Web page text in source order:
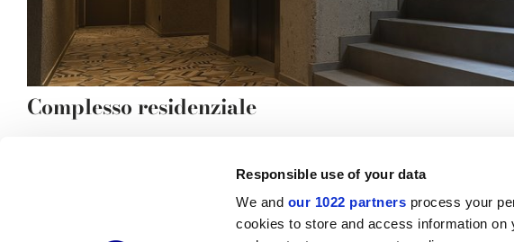
Responsible use of your data
We and our 1022 partners process your
cookies to store and access information
Complesso residenziale
© 2026 CERAMICHE MARCA CORONA S.P.A.